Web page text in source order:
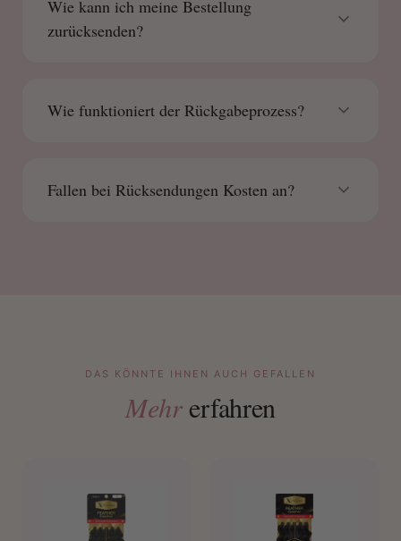
Wie kann ich meine Bestellung
zurücksenden?
Wie funktioniert der Rückgabeprozess?
Fallen bei Rücksendungen Kosten an?
DAS KÖNNTE IHNEN AUCH GEFALLEN
Mehrerfahren